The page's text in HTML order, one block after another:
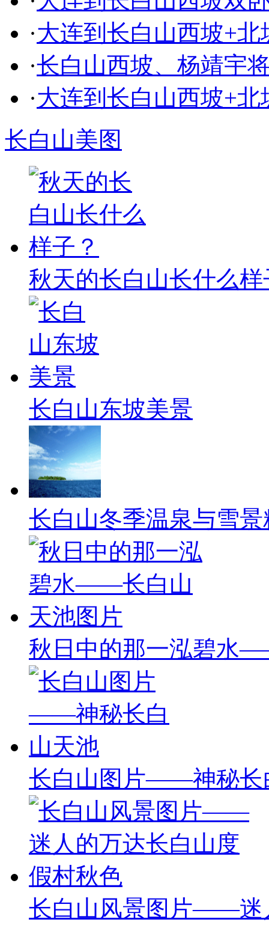
·大连到长白山西坡+
·长白山西坡、杨靖宇
·大连到长白山西坡+
长白山美图
秋天的长白山长什么样
长白山东坡美景
长白山冬季温泉与雪景
秋日中的那一泓碧水
长白山图片——神秘长
长白山风景图片——迷